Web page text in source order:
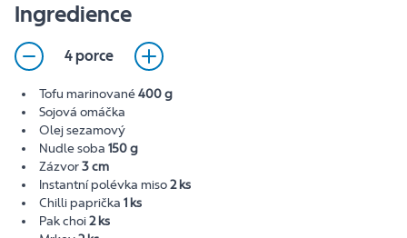
Ingredience
4 porce
Tofu marinované400 g
Sojová omáčka
Olej sezamový
Nudle soba 150 g
Zázvor3 cm
Instantní polévka miso2 ks
Chilli paprička 1 ks
Pak choi 2 ks